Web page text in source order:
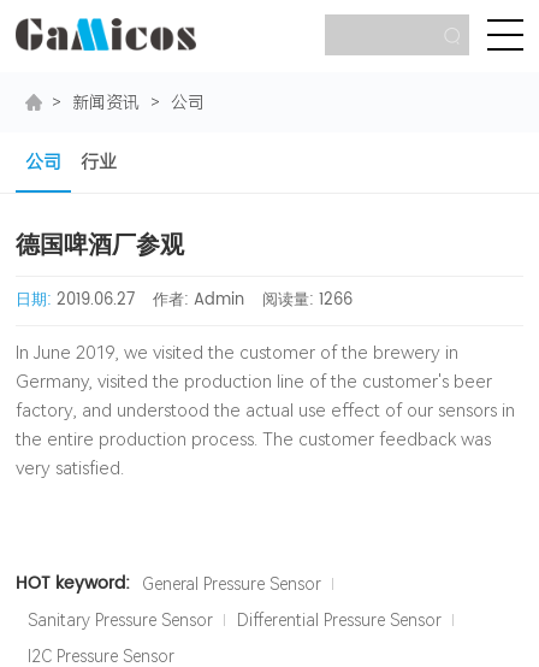
> 新闻资讯 > 公司
公司 行业
德国啤酒厂参观
日期:2019.06.27 作者: Admin 阅读量:1266
In June 2019, we visited the customer of the brewery in
Germany, visited the production line of the customer's beer
factory, and understood the actual use effect of our sensors in
the entire production process. The customer feedback was
very satisfied.
HOT keyword:
General Pressure Sensor
Sanitary Pressure Sensor
Differential Pressure Sensor
I2C Pressure Sensor